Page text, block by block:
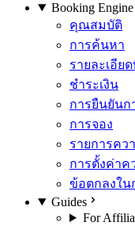
Booking Engine
คุณสมบัติ
การค้นหา
รายละเอีย
ชำระเงิน
การยืนยันก
การจอง
รายการคว
การตั้งค่าค
ข้อตกลงใน
Guides
For